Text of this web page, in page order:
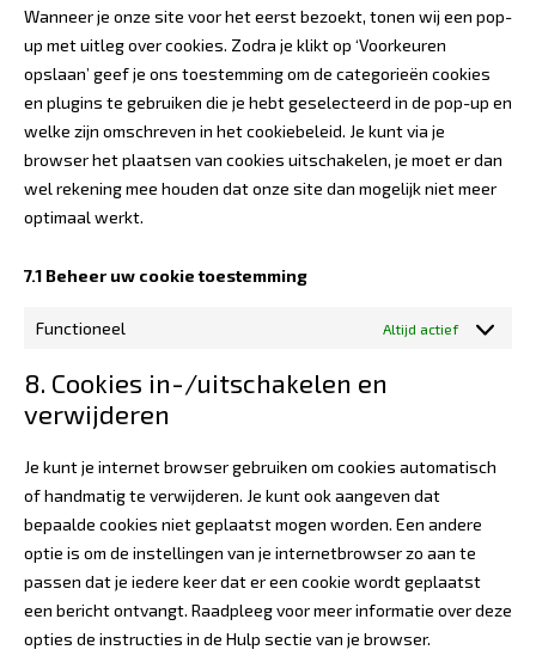
Wanneer je onze site voor het eerst bezoekt, tonen wij een pop-
up met uitleg over cookies. Zodra je klikt op ‘Voorkeuren
opslaan’ geef je ons toestemming om de categorieën cookies
en plugins te gebruiken die je hebt geselecteerd in de pop-up en
welke zijn omschreven in het cookiebeleid. Je kunt via je
browser het plaatsen van cookies uitschakelen, je moet er dan
wel rekening mee houden dat onze site dan mogelijk niet meer
optimaal werkt.
7.1 Beheer uw cookie toestemming
Functioneel Altijd actief
8. Cookies in-/uitschakelen en
verwijderen
Je kunt je internet browser gebruiken om cookies automatisch
of handmatig te verwijderen. Je kunt ook aangeven dat
bepaalde cookies niet geplaatst mogen worden. Een andere
optie is om de instellingen van je internetbrowser zo aan te
passen dat je iedere keer dat er een cookie wordt geplaatst
een bericht ontvangt. Raadpleeg voor meer informatie over deze
opties de instructies in de Hulp sectie van je browser.